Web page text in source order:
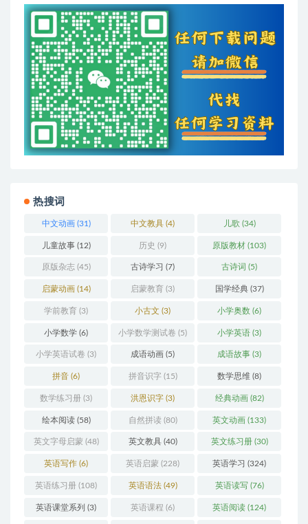
热搜词
中文动画(31) 中文教具 (4) 儿歌 (34)
儿童故事(12) 历史 (9) 原版教材 (103)
原版杂志(45) 古诗学习 (7) 古诗词 (5)
启蒙动画(14) 启蒙教育 (3) 国学经典(37)
学前教育 (3) 小古文 (3) 小学奥数 (6)
小学数学 (6) 小学数学测试卷 (5) 小学英语 (3)
小学英语试卷 (3) 成语动画 (5) 成语故事 (3)
拼音 (6) 拼音识字 (15) 数学思维 (8)
数学练习册 (3) 洪恩识字 (3) 经典动画(82)
绘本阅读(58) 自然拼读 (80) 英文动画 (133)
英文字母启蒙 (48) 英文教具(40) 英文练习册(30)
英语写作 (6) 英语启蒙 (228) 英语学习 (324)
英语练习册 (108) 英语语法(49) 英语读写(76)
英语课堂系列 (3) 英语课程 (6) 英语阅读 (124)